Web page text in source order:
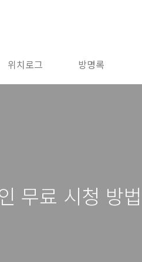
위치로그 방명록
무료 시청 방